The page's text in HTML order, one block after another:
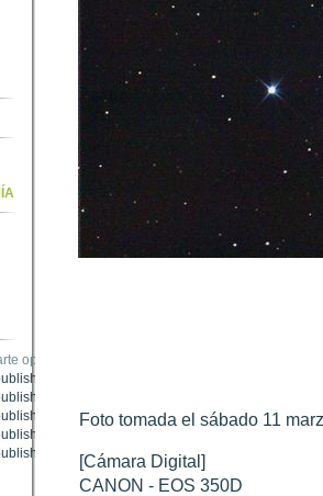
oposición 2020
"
"
" Oposición Marte 30 de octubre 2020 ".
"
" Marte oposición octubre 2020 vs NASA
Foto tomada el sábado 11
[Cámara Digital]
CANON - EOS 350D